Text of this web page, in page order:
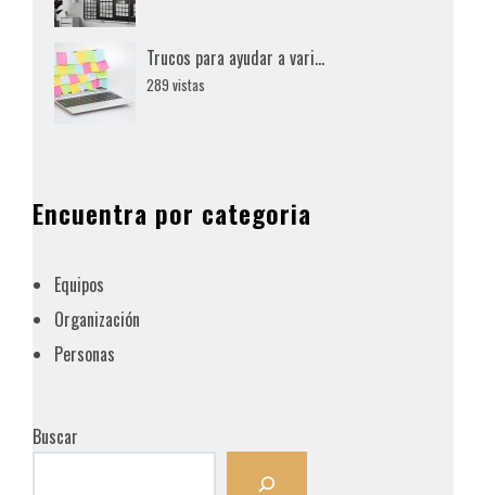
Trucos para ayudar a vari...
289 vistas
Encuentra por categoria
Equipos
Organización
Personas
Buscar